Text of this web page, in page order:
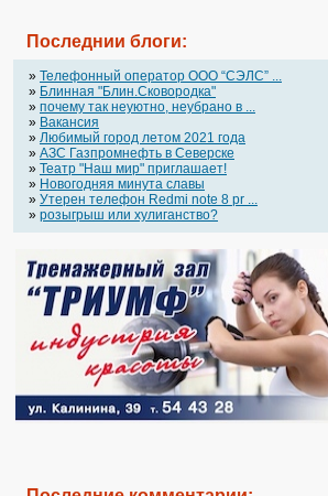
Последнии блоги:
» Телефонный оператор OOO “СЭЛС” ...
» Блинная "Блин.Сковородка"
» почему так неуютно, неубрано в ...
» Вакансия
» Любимый город летом 2021 года
» АЗС Газпромнефть в Северске
» Театр "Наш мир" приглашает!
» Новогодняя минута славы
» Утерен телефон Redmi note 8 pr ...
» розыгрыш или хулиганство?